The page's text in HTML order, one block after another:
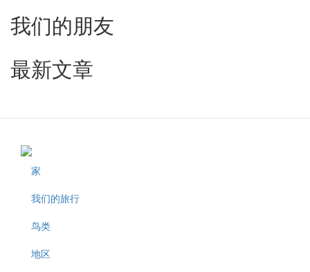
我们的朋友
最新文章
Footer
家
我们的旅行
鸟类
地区